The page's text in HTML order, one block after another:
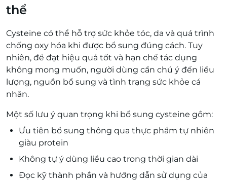
thể
Cysteine có thể hỗ trợ sức khỏe tóc, da và quá trình
chống oxy hóa khi được bổ sung đúng cách. Tuy
nhiên, để đạt hiệu quả tốt và hạn chế tác dụng
không mong muốn, người dùng cần chú ý đến liều
lượng, nguồn bổ sung và tình trạng sức khỏe cá
nhân.
Một số lưu ý quan trọng khi bổ sung cysteine gồm:
Ưu tiên bổ sung thông qua thực phẩm tự nhiên
giàu protein
Không tự ý dùng liều cao trong thời gian dài
Đọc kỹ thành phần và hướng dẫn sử dụng của